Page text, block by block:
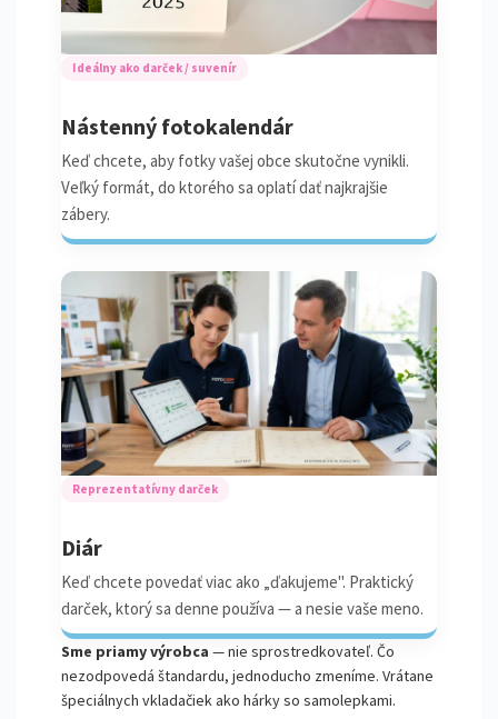
Ideálny ako darček / suvenír
Nástenný fotokalendár
Keď chcete, aby fotky vašej obce skutočne vynikli.
Veľký formát, do ktorého sa oplatí dať najkrajšie
zábery.
Reprezentatívny darček
Diár
Keď chcete povedať viac ako „ďakujeme". Praktický
darček, ktorý sa denne používa — a nesie vaše meno.
Sme priamy výrobca — nie sprostredkovateľ. Čo
nezodpovedá štandardu, jednoducho zmeníme. Vrátane
špeciálnych vkladačiek ako hárky so samolepkami.